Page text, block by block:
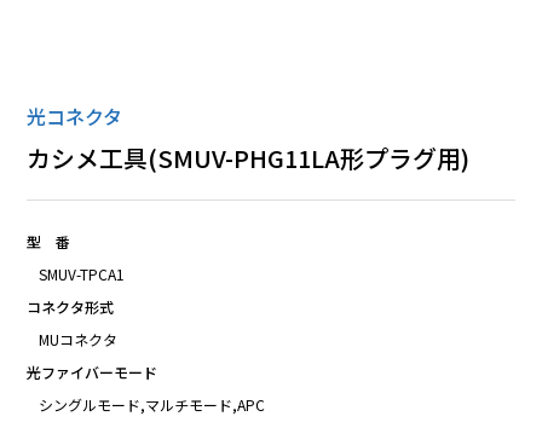
光コネクタ
カシメ工具(SMUV-PHG11LA形プラグ用)
型 番
SMUV-TPCA1
コネクタ形式
MUコネクタ
光ファイバーモード
シングルモード,マルチモード,APC